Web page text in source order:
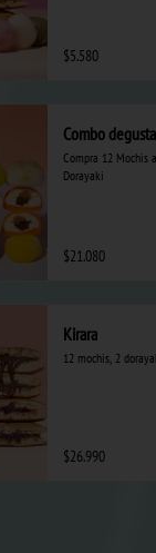
$5.580
Combo
Compra 12 Mochis
Dorayaki
$21.080
Kirara
12 mochis, 2
$26.990